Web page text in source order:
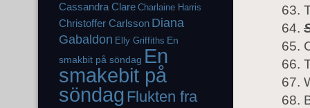
Cassandra Clare Charlaine Harris
Christoffer Carlsson Diana
Gabaldon Elly Griffiths En
smakbit på söndag En
smakebit på
söndag Flukten fra